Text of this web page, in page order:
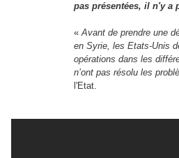
pas présentées, il n'y a
«Avant de prendre une
en Syrie, les Etats-Unis
opérations dans les
n’ont pas résolu les
l'Etat.